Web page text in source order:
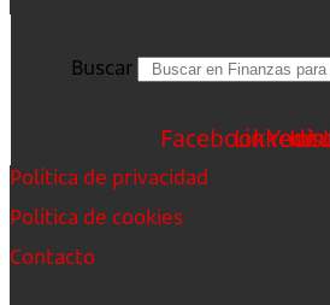
Buscar
FacebookLinkedin
Política de privacidad
Política de cookies
Contacto